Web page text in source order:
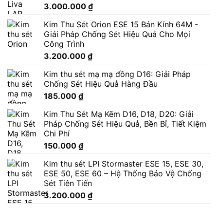
3.000.000 ₫
Kim Thu Sét Orion ESE 15 Bán Kính 64M -
Giải Pháp Chống Sét Hiệu Quả Cho Mọi
Công Trình
3.200.000 ₫
Kim thu sét mạ mạ đồng D16: Giải Pháp
Chống Sét Hiệu Quả Hàng Đầu
185.000 ₫
Kim Thu Sét Mạ Kẽm D16, D18, D20: Giải
Pháp Chống Sét Hiệu Quả, Bền Bỉ, Tiết Kiệm
Chi Phí
150.000 ₫
Kim thu sét LPI Stormaster ESE 15, ESE 30,
ESE 50, ESE 60 – Hệ Thống Bảo Vệ Chống
Sét Tiên Tiến
3.200.000 ₫